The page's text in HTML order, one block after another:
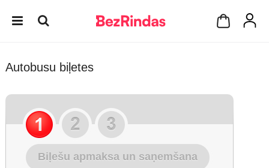
Autobusu biļetes
Biļešu apmaksa un saņemšana